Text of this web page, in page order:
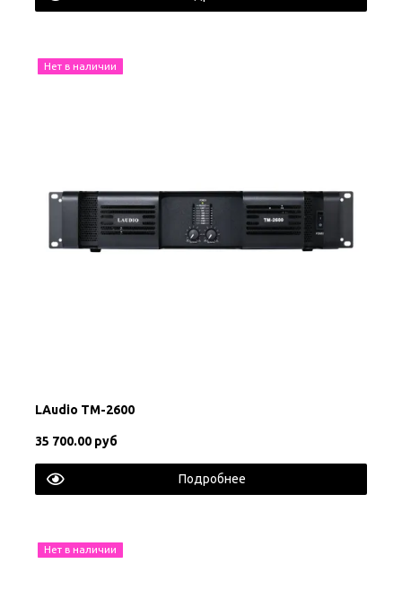
Нет в наличии
LAudio TM-2600
35 700.00 руб
Подробнее
Нет в наличии